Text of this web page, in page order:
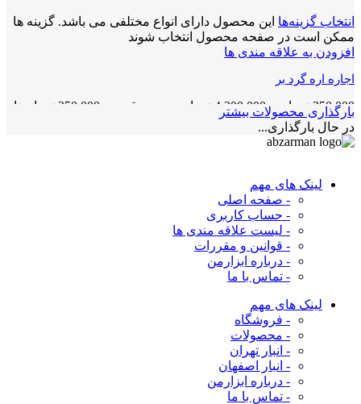
انتخاب گزینه‌ها این محصول دارای انواع مختلفی می باشد. گزینه ها
ممکن است در صفحه محصول انتخاب شوند
افزودن به علاقه مندی ها
اجاره اره گرد بر
350,000 تومان –
4,200,000 تومان
محدوده قیمت: 350,000 تومان تا
4,200,000 تومان
بارگذاری محصولات بیشتر
در حال بارگذاری...
لینک های مهم
- صفحه اصلی
- حساب کاربری
- لیست علاقه مندی ها
- قوانین و مقررات
- درباره ابزارمن
- تماس با ما
لینک های مهم
- فروشگاه
- محصولات
- انبار تهران
- انبار اصفهان
- درباره ابزارمن
- تماس با ما